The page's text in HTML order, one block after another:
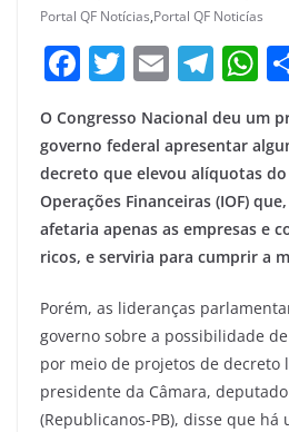
Portal QF Notícias,Portal QF Noticías
F
c
e
b
o
o
k
T
itt
er
E
m
ai
l
T
el
e
gr
a
m
at
s
A
p
p
O Congresso Nacional deu um
governo federal apresentar
decreto que elevou alíquotas
Operações Financeiras (IOF)
afetaria apenas as empresas e
ricos, e serviria para cumprir a
Porém, as lideranças
governo sobre a possibilidade
por meio de projetos de decreto
presidente da Câmara,
(Republicanos-PB), disse que há